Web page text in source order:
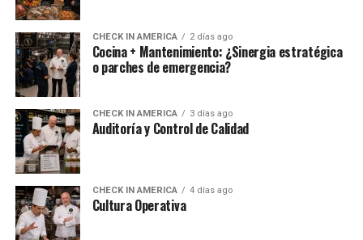
CHECK IN AMERICA 2 días ago
Cocina + Mantenimiento: ¿Sinergia estratégica
o parches de emergencia?
CHECK IN AMERICA 3 días ago
Auditoría y Control de Calidad
CHECK IN AMERICA 4 días ago
Cultura Operativa